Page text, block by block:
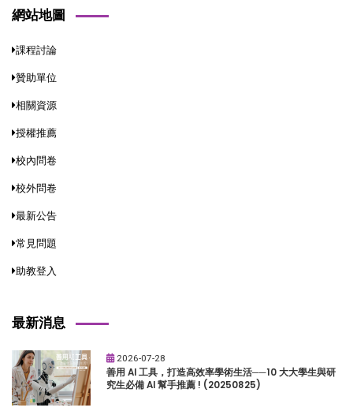
網站地圖
課程討論
贊助單位
相關資源
授權推薦
校內問卷
校外問卷
最新公告
常見問題
助教登入
最新消息
2026-07-28
善用 AI 工具，打造高效率學術生活──10 大大學生與研
究生必備 AI 幫手推薦 ! (20250825)